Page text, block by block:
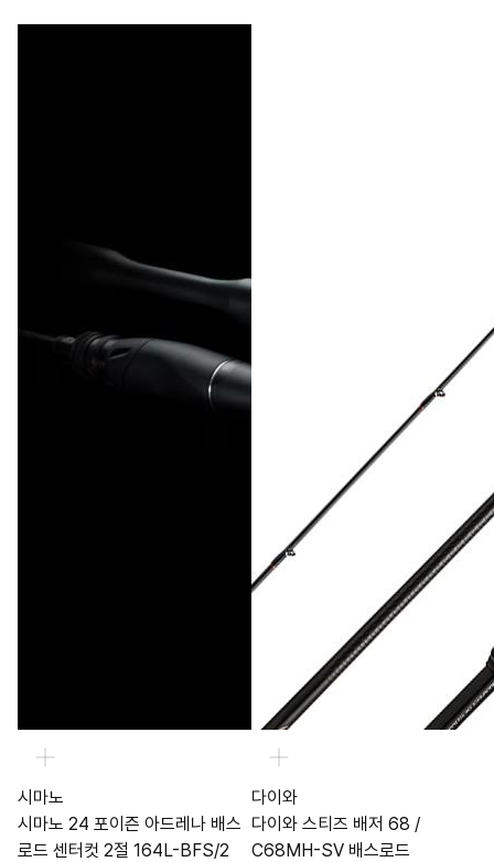
시마노
시마노 24 포이즌 아드레나 배스
로드 센터컷 2절 164L-BFS/2
다이와
다이와 스티즈 배저 68 /
C68MH-SV 배스로드